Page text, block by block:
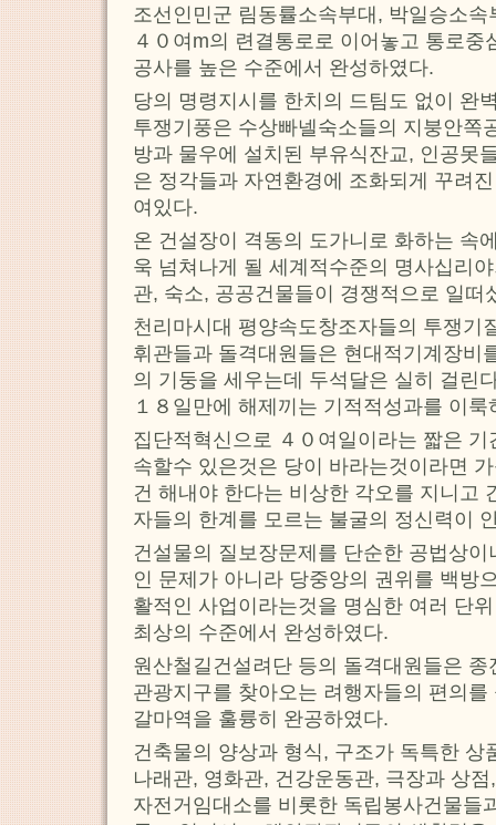
조선인민군 림동률소속부대, 박일승소
４０여m의 련결통로로 이어놓고 통로
공사를 높은 수준에서 완성하였다.
당의 명령지시를 한치의 드팀도 없이 완
투쟁기풍은 수상빠넬숙소들의 지붕안쪽
방과 물우에 설치된 부유식잔교, 인공못
은 정각들과 자연환경에 조화되게 꾸려
여있다.
온 건설장이 격동의 도가니로 화하는 속
욱 넘쳐나게 될 세계적수준의 명사십리
관, 숙소, 공공건물들이 경쟁적으로 일떠
천리마시대 평양속도창조자들의 투쟁기
휘관들과 돌격대원들은 현대적기계장비
의 기둥을 세우는데 두석달은 실히 걸린
１８일만에 해제끼는 기적적성과를 이룩
집단적혁신으로 ４０여일이라는 짧은
속할수 있은것은 당이 바라는것이라면
건 해내야 한다는 비상한 각오를 지니고
자들의 한계를 모르는 불굴의 정신력이
건설물의 질보장문제를 단순한 공법상
인 문제가 아니라 당중앙의 권위를 백방
활적인 사업이라는것을 명심한 여러 단
최상의 수준에서 완성하였다.
원산철길건설려단 등의 돌격대원들은
관광지구를 찾아오는 려행자들의 편의
갈마역을 훌륭히 완공하였다.
건축물의 양상과 형식, 구조가 독특한 상
나래관, 영화관, 건강운동관, 극장과 상
자전거임대소를 비롯한 독립봉사건물들